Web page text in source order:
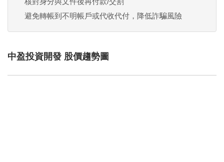
避免轉帳到不明帳戶或代收代付，降低詐騙風險
中盈投資開發 股價趨勢圖